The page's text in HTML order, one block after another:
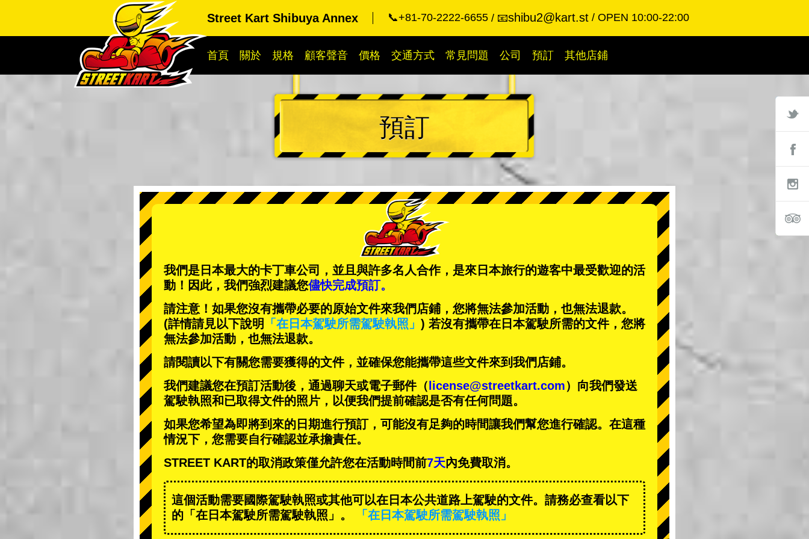
Street Kart Shibuya Annex 📞+81-70-2222-6655 📧shibu2@kart.st OPEN 10:00-22:00
首頁 關於 規格 顧客聲音 價格 交通方式 常見問題 公司 預訂 其他店鋪
預訂
我們是日本最大的卡丁車公司，並且與許多名人合作，是來日本旅行的遊客中最受歡迎的活
動 ！因此，我們強烈建議您儘快完成預訂。
請注意！如果您沒有攜帶必要的原始文件來我們店鋪，您將無法參加活動，也無法退款。
(詳情請見以下說明
「在日本駕駛所需駕駛執照」 ) 若沒有攜帶在日本駕駛所需的文件，您將
無法參加活動，也無法退款。
請閱讀以下有關您需要獲得的文件，並確保您能攜帶這些文件來到我們店鋪。
我們建議您在預訂活動後，通過聊天或電子郵件（ license@streetkart.com）向我們發送
駕駛執照和已取得文件的照片，以便我們提前確認是否有任何問題。
如果您希望為即將到來的日期進行預訂，可能沒有足夠的時間讓我們幫您進行確認。在這種
情況下，您需要自行確認並承擔責任。
STREET KART的取消政策僅允許您在活動時間前7天內免費取消。
這個活動需要國際駕駛執照或其他可以在日本公共道路上駕駛的文件。請務必查看以下
的「在日本駕駛所需駕駛執照」。
「在日本駕駛所需駕駛執照」